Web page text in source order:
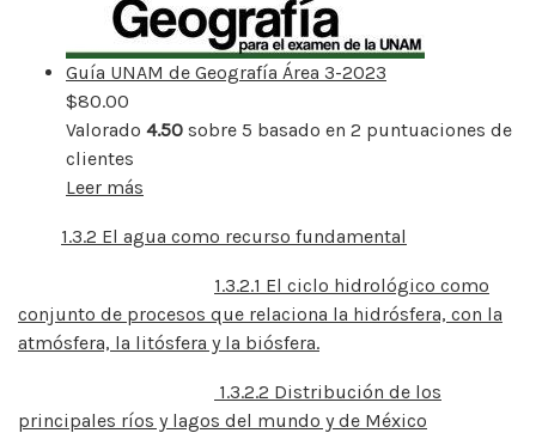
Guía UNAM de Geografía Área 3-2023
$80.00
Valorado 4.50 sobre 5 basado en 2 puntuaciones de
clientes
Leer más
1.3.2 El agua como recurso fundamental
1.3.2.1 El ciclo hidrológico como
conjunto de procesos que relaciona la hidrósfera, con la
atmósfera, la litósfera y la biósfera.
1.3.2.2 Distribución de los
principales ríos y lagos del mundo y de México